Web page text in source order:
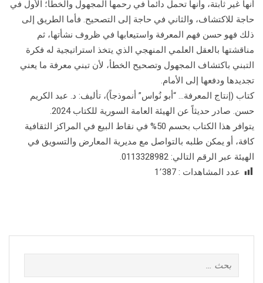
أنها غير ثابتة، وأنها تحمل دائماً في رحمها المجهول والخطأ؛ الأول في
حاجة للاكتشاف، والثاني في حاجة إلى التصحيح. فأما الطريق إلى
ذلك فهو حسن فهم المعرفة واستيعابها في ظروف نشأتها، ثم
مناقشتها بالعقل العلمي المنهجي الذي يتخذ استراتيجية له فكرة
التبني باكتشاف المجهول وتصحيح الخطأ، لأن تبني معرفة ما يعني
تجديدها ودفعها إلى الأمام.
كتاب (إنتاج المعرفة… “أبو نُواس” أنموذجاً)، تأليف: د. عبد الكريم
حسن. صادر حديثاً عن الهيئة العامة السورية للكتاب 2024.
يتوافر هذا الكتاب بحسم 50% في نقاط البيع في المراكز الثقافية
كافة، أو يمكن طلبه بالتواصل مع مديرية المعارض والتسويق في
الهيئة عبر الرقم التالي: 0113328982.
عدد المشاهدات : 1٬387
عن: